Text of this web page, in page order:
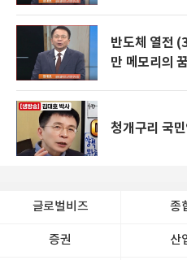
반도체 열전
만 메모리의 꿈
청개구리 국
글로벌비즈 종
증권 산